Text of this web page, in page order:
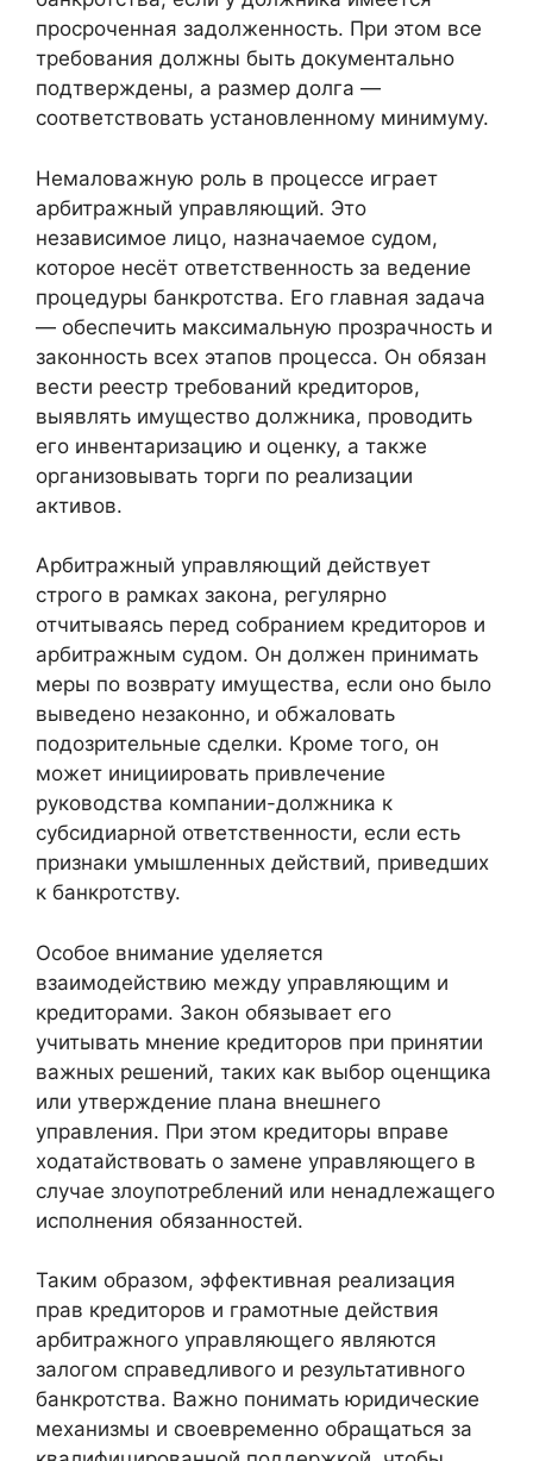
просроченная задолженность. При этом все
требования должны быть документально
подтверждены, а размер долга —
соответствовать установленному минимуму.
Немаловажную роль в процессе играет
арбитражный управляющий. Это
независимое лицо, назначаемое судом,
которое несёт ответственность за ведение
процедуры банкротства. Его главная задача
— обеспечить максимальную прозрачность и
законность всех этапов процесса. Он обязан
вести реестр требований кредиторов,
выявлять имущество должника, проводить
его инвентаризацию и оценку, а также
организовывать торги по реализации
активов.
Арбитражный управляющий действует
строго в рамках закона, регулярно
отчитываясь перед собранием кредиторов и
арбитражным судом. Он должен принимать
меры по возврату имущества, если оно было
выведено незаконно, и обжаловать
подозрительные сделки. Кроме того, он
может инициировать привлечение
руководства компании-должника к
субсидиарной ответственности, если есть
признаки умышленных действий, приведших
к банкротству.
Особое внимание уделяется
взаимодействию между управляющим и
кредиторами. Закон обязывает его
учитывать мнение кредиторов при принятии
важных решений, таких как выбор оценщика
или утверждение плана внешнего
управления. При этом кредиторы вправе
ходатайствовать о замене управляющего в
случае злоупотреблений или ненадлежащего
исполнения обязанностей.
Таким образом, эффективная реализация
прав кредиторов и грамотные действия
арбитражного управляющего являются
залогом справедливого и результативного
банкротства. Важно понимать юридические
механизмы и своевременно обращаться за